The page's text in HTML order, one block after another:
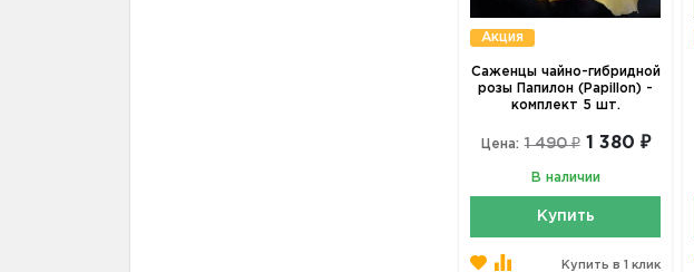
Акция
Саженцы чайно-гибридной
розы Папилон (Papillon) -
комплект 5 шт.
Цена: 1 490 ₽ 1 380 ₽
В наличии
Купить
Купить в 1 клик